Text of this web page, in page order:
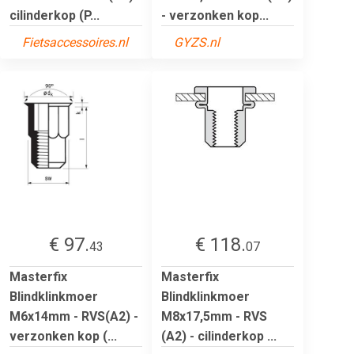
cilinderkop (P...
Fietsaccessoires.nl
- verzonken kop...
GYZS.nl
€ 97.43
Masterfix
Blindklinkmoer
M6x14mm - RVS(A2) -
verzonken kop (...
€ 118.07
Masterfix
Blindklinkmoer
M8x17,5mm - RVS
(A2) - cilinderkop ...